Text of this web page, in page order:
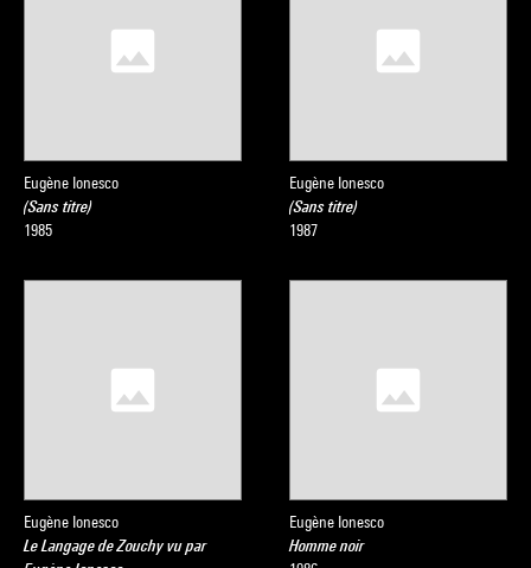
Eugène Ionesco
(Sans titre)
1985
Eugène Ionesco
(Sans titre)
1987
Eugène Ionesco
Le Langage de Zouchy vu par
Eugène Ionesco
Homme noir